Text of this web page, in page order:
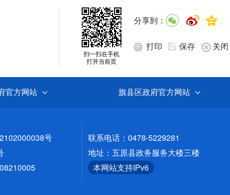
扫一扫在手机
打开当前页
分享到：
打印 保存 关闭
官方网站 旗县区政府官方网站
号
联系电话：0478-5229281
地址：五原县政务服务大楼三楼
本网站支持IPv6